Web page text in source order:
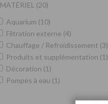
MATÉRIEL (20)
Aquarium (10)
Filtration externe (4)
Chauffage / Refroidissement (3)
Produits et supplémentation (1)
Décoration (1)
Pompes à eau (1)